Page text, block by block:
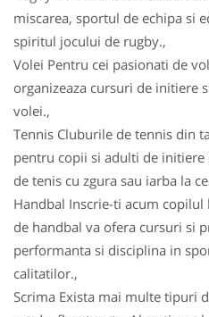
miscarea, sportul de echipa si
spiritul jocului de rugby.,
Volei Pentru cei pasionati de
organizeaza cursuri de initiere
volei.,
Tennis Cluburile de tennis din
pentru copii si adulti de
de tenis cu zgura sau iarba la
Handbal Inscrie-ti acum
de handbal va ofera cursuri si
performanta si disciplina in
calitatilor.,
Scrima Exista mai multe tipuri